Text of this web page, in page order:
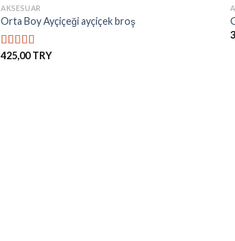
AKSESUAR
Orta Boy Ayçiçeği ayçiçek broş
5 üzerinden
425,00